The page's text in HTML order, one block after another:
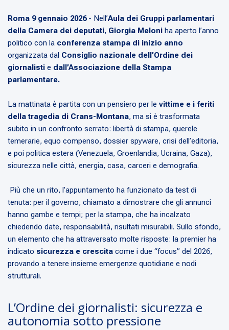
Roma 9 gennaio 2026 - Nell’Aula dei Gruppi parlamentari
della Camera dei deputati, Giorgia Meloni ha aperto l’anno
politico con la conferenza stampa di inizio anno
organizzata dal Consiglio nazionale dell’Ordine dei
giornalisti e dall’Associazione della Stampa
parlamentare.
La mattinata è partita con un pensiero per le vittime e i feriti
della tragedia di Crans-Montana, ma si è trasformata
subito in un confronto serrato: libertà di stampa, querele
temerarie, equo compenso, dossier spyware, crisi dell’editoria,
e poi politica estera (Venezuela, Groenlandia, Ucraina, Gaza),
sicurezza nelle città, energia, casa, carceri e demografia.
Più che un rito, l’appuntamento ha funzionato da test di
tenuta: per il governo, chiamato a dimostrare che gli annunci
hanno gambe e tempi; per la stampa, che ha incalzato
chiedendo date, responsabilità, risultati misurabili. Sullo sfondo,
un elemento che ha attraversato molte risposte: la premier ha
indicato sicurezza e crescita come i due “focus” del 2026,
provando a tenere insieme emergenze quotidiane e nodi
strutturali.
L’Ordine dei giornalisti: sicurezza e
autonomia sotto pressione